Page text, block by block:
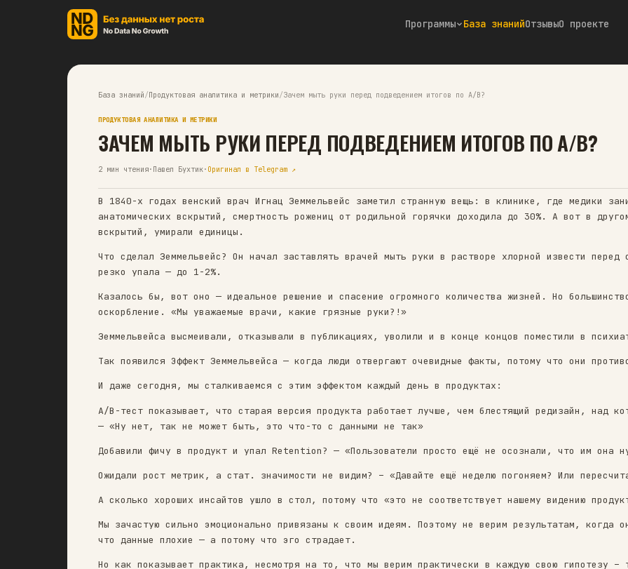
Программы База знанийОтзывыО проекте
База знаний/ Продуктовая аналитика и метрики
ПРОДУКТОВАЯ АНАЛИТИКА И МЕТРИКИ
ЗАЧЕМ МЫТЬ РУКИ ПЕРЕД ПОДВЕДЕНИЕМ
2мин чтения ·Павел Бухтик· Оригинал в Telegram ↗
анатомических вскрытий, смертность рожениц от родильной горячки
Что сделал Земмельвейс? Он начал заставлять врачей мыть руки в растворе
резко упала — до 1-2%.
Казалось бы, вот оно — идеальное решение и спасение огромного количества
оскорбление. «Мы уважаемые врачи, какие грязные руки?!»
Земмельвейса высмеивали, отказывали в публикациях, уволили и в конце
И даже сегодня, мы сталкиваемся с этим эффектом каждый день в продуктах:
A/B-тест показывает, что старая версия продукта работает лучше, чем
— «Ну нет, так не может быть, это что-то с данными не так»
Добавили фичу в продукт и упал Retention? — «Пользователи просто ещё не